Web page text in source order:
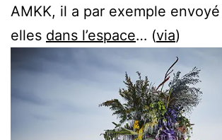
AMKK, il a par exemple envoyé
elles dans l’espace… (via)